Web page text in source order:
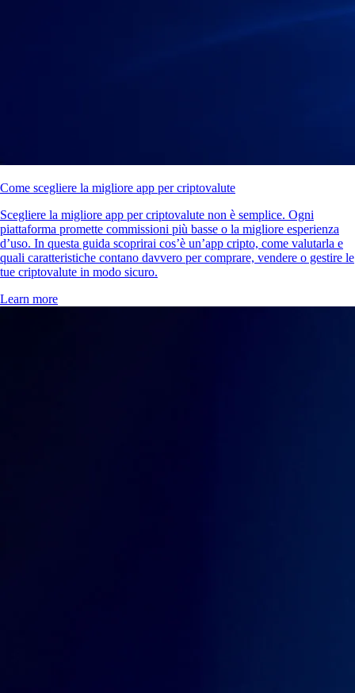
Come scegliere la migliore app per criptovalute
Scegliere la migliore app per criptovalute non è semplice. Ogni
piattaforma promette commissioni più basse o la migliore esperienza
d’uso. In questa guida scoprirai cos’è un’app cripto, come valutarla e
quali caratteristiche contano davvero per comprare, vendere o gestire le
tue criptovalute in modo sicuro.
Learn more